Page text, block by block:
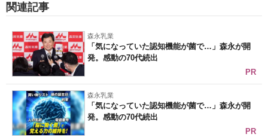
関連記事
森永乳業
「気になっていた認知機能が菌で…」森永が開
発。感動の70代続出
PR
森永乳業
「気になっていた認知機能が菌で…」森永が開
発。感動の70代続出
PR